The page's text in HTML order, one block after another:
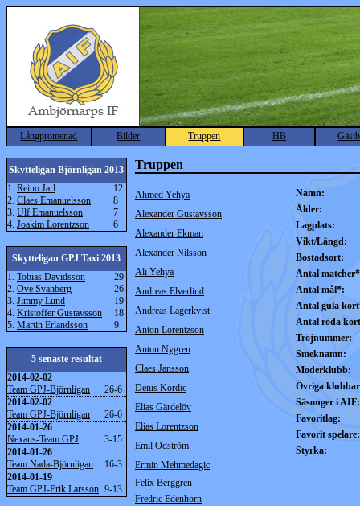
Långpromenad Bilder Truppen HB
Skytteligan Björnligan 2013
1. Reino Jarl
12
2. Claes Emanuelsson
8
3. Ulf Emanuelsson
7
4. Joakim Lorentzson 6
Skytteligan GPJ Taxi 2013
1. Tobias Davidsson
29
2. Ove Svanberg
26
3. Jimmy Lund
19
4. Kristoffer Gustavsson
18
5. Martin Erlandsson 9
5 senaste resultat
2014-02-02
Team GPJ-Björnligan
26-6
2014-02-02
Team GPJ-Björnligan
26-6
2014-01-26
Nexans-Team GPJ
3-15
2014-01-26
Team Nada-Björnligan
16-3
2014-01-19
Team GPJ-Erik Larsson 9-13
Truppen
Ahmed Yehya
Namn:
Ålder:
Lagplats:
Vikt/Längd:
Bostadsort:
Antal
Antal mål*:
Antal gula
Antal röda
Tröjnummer:
Smeknamn:
Moderklubb:
Övriga
Säsonger i AIF:
Favoritlag:
Favorit spelare:
Styrka:
Alexander Gustavsson
Alexander Ekman
Alexander Nilsson
Ali Yehya
Andreas Elverlind
Andreas Lagerkvist
Anton Lorentzson
Anton Nygren
Claes Jansson
Denis Kordic
Elias Gärdelöv
Elias Lorentzson
Emil Odström
Ermin Mehmedagic
Felix Berggren
Fredric Edenhorn